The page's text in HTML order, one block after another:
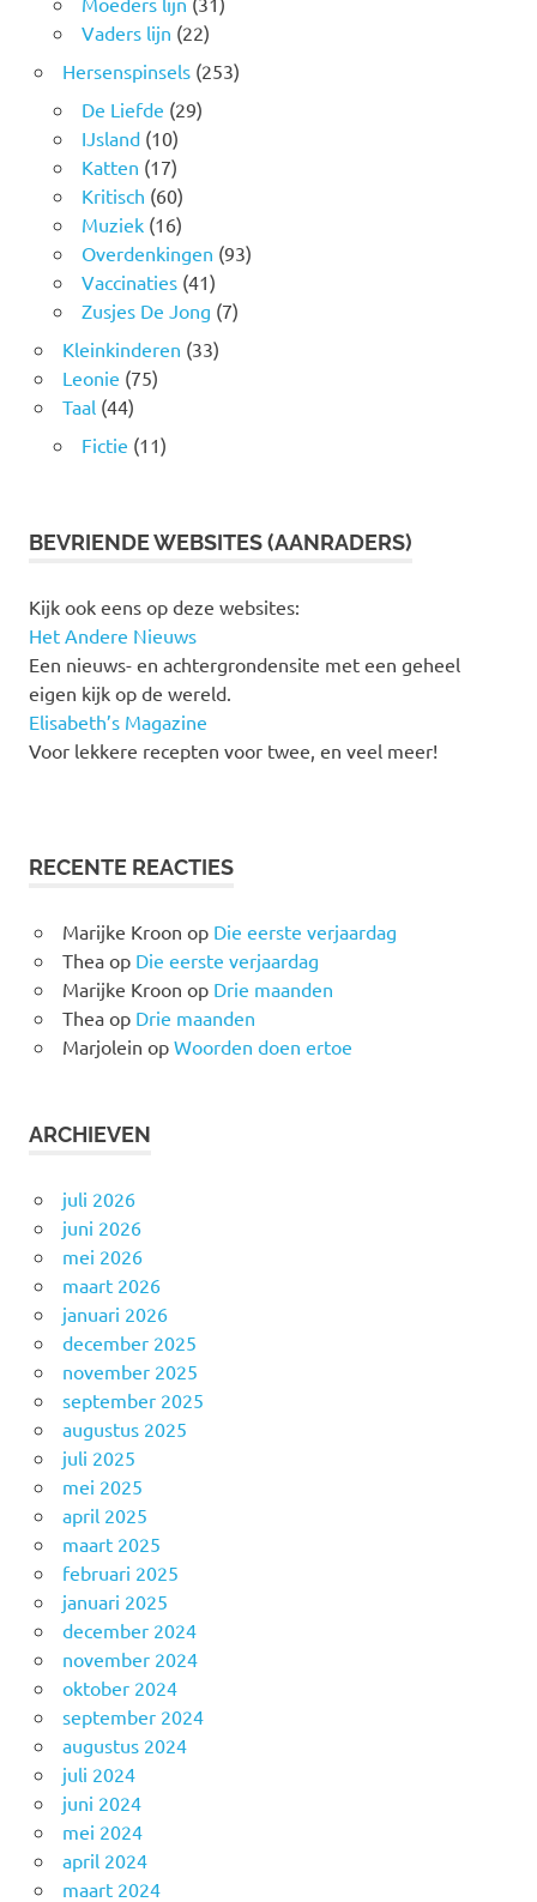
Vaders lijn (22)
Hersenspinsels(253)
De Liefde (29)
IJsland(10)
Katten (17)
Kritisch (60)
Muziek(16)
Overdenkingen (93)
Vaccinaties(41)
Zusjes De Jong (7)
Kleinkinderen (33)
Leonie (75)
Taal (44)
Fictie (11)
BEVRIENDE WEBSITES (AANRADERS)
Kijk ook eens op deze websites:
Het Andere Nieuws
Een nieuws- en achtergrondensite met een geheel
eigen kijk op de wereld.
Elisabeth’s Magazine
Voor lekkere recepten voor twee, en veel meer!
RECENTE REACTIES
Marijke Kroon op Die eerste verjaardag
Theaop Die eerste verjaardag
Marijke Kroon op Drie maanden
Theaop Drie maanden
Marjolein op Woorden doen ertoe
ARCHIEVEN
juli 2026
juni 2026
mei 2026
maart 2026
januari 2026
december 2025
november 2025
september 2025
augustus 2025
juli 2025
mei 2025
april 2025
maart 2025
februari 2025
januari 2025
december 2024
november 2024
oktober 2024
september 2024
augustus 2024
juli 2024
juni 2024
mei 2024
april 2024
maart 2024